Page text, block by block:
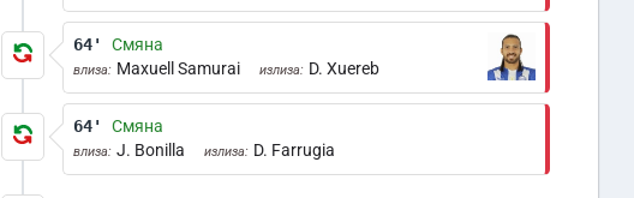
64' Смяна
влиза: Maxuell Samurai излиза: D. Xuereb
64' Смяна
влиза: J. Bonilla излиза: D. Farrugia